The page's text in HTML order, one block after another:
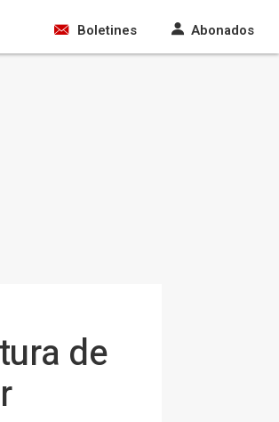
Boletines Abonados
de